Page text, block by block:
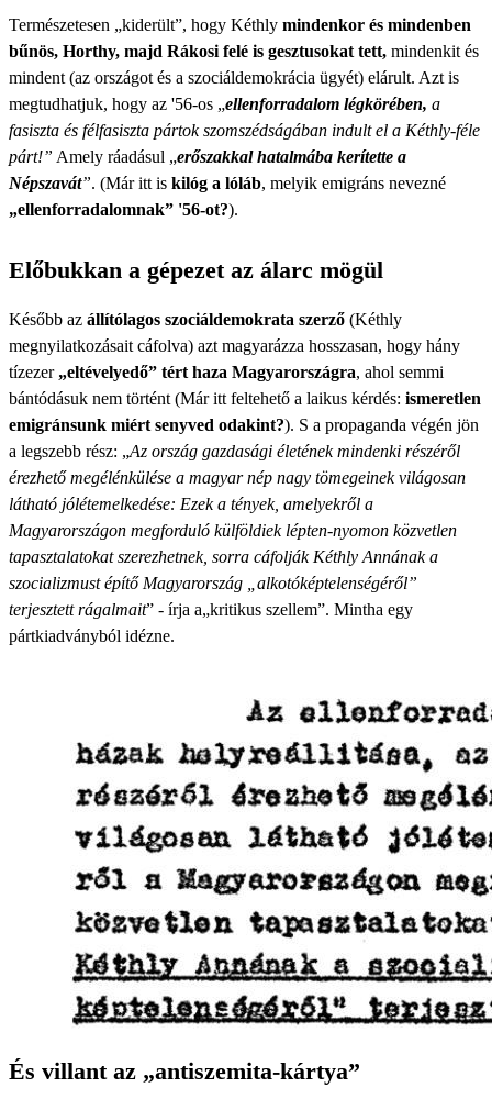
Természetesen „kiderült”, hogy Kéthly mindenkor és mindenben
bűnös, Horthy, majd Rákosi felé is gesztusokat tett, mindenkit és
mindent (az országot és a szociáldemokrácia ügyét) elárult. Azt is
megtudhatjuk, hogy az '56-os „ellenforradalom légkörében, a
fasiszta és félfasiszta pártok szomszédságában indult el a Kéthly-féle
párt!” Amely ráadásul „erőszakkal hatalmába kerítette a
Népszavát”. (Már itt is kilóg a lóláb, melyik emigráns nevezné
„ellenforradalomnak” '56-ot?).
Előbukkan a gépezet az álarc mögül
Később az állítólagos szociáldemokrata szerző (Kéthly
megnyilatkozásait cáfolva) azt magyarázza hosszasan, hogy hány
tízezer „eltévelyedő” tért haza Magyarországra, ahol semmi
bántódásuk nem történt (Már itt feltehető a laikus kérdés: ismeretlen
emigránsunk miért senyved odakint?). S a propaganda végén jön
a legszebb rész: „Az ország gazdasági életének mindenki részéről
érezhető megélénkülése a magyar nép nagy tömegeinek világosan
látható jólétemelkedése: Ezek a tények, amelyekről a
Magyarországon megforduló külföldiek lépten-nyomon közvetlen
tapasztalatokat szerezhetnek, sorra cáfolják Kéthly Annának a
szocializmust építő Magyarország „alkotóképtelenségéről”
terjesztett rágalmait” - írja a„kritikus szellem”. Mintha egy
pártkiadványból idézne.
És villant az „antiszemita-kártya”